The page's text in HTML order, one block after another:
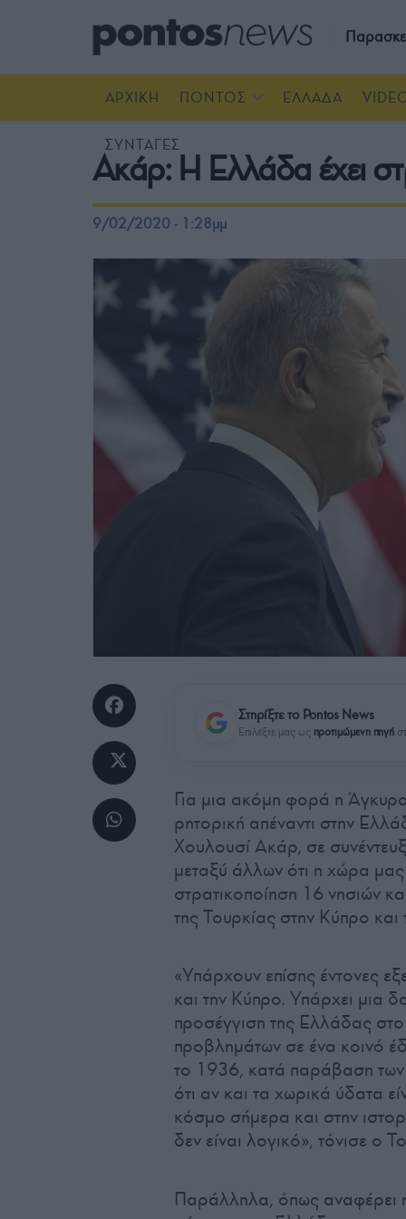
ΑΡΧΙΚΗ ΠΟΝΤΟΣ ΕΛΛΑΔΑ
ΣΥΝΤΑΓΕΣ
Ακάρ: Η Ελλάδα έχει
9/02/2020 - 1:28μμ
Στηρίξτε το Pontos News
Επιλέξτε μας ως προτιμώμενη πηγή
Για μια ακόμη φορά η Άγκυρα
ρητορική απέναντι στην
Χουλουσί Ακάρ, σε
μεταξύ άλλων ότι η χώρα
στρατικοποίηση 16 νησιών
της Τουρκίας στην Κύπρο
«Υπάρχουν επίσης έντονες
και την Κύπρο. Υπάρχει μια
προσέγγιση της Ελλάδας
προβλημάτων σε ένα κοινό
το 1936, κατά παράβαση των
ότι αν και τα χωρικά ύδατα
κόσμο σήμερα και στην
δεν είναι λογικό», τόνισε
Παράλληλα, όπως αναφέρει η